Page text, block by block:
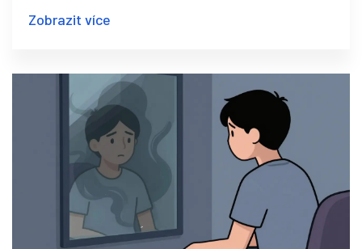
obnovit celistvost osobnosti.
Zobrazit více